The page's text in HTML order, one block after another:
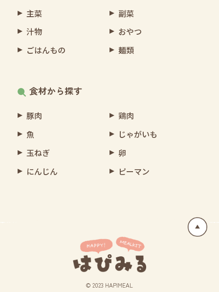
主菜
副菜
汁物
おやつ
ごはんもの
麺類
食材から探す
豚肉
鶏肉
魚
じゃがいも
玉ねぎ
卵
にんじん
ピーマン
© 2023 HAPIMEAL